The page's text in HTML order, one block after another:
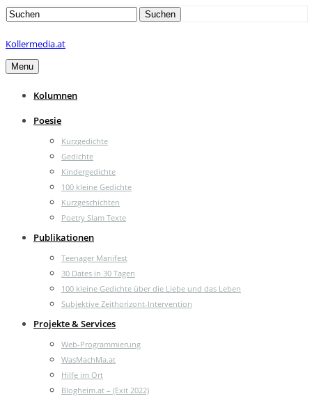
Search
Suchen
Kollermedia.at
Menu
Kolumnen
Poesie
Kurzgedichte
Gedichte
Kindergedichte
100 kleine Gedichte
Kurzgeschichten
Poetry Slam Texte
Publikationen
Teenager Manifest
30 Dates in 30 Tagen
100 kleine Gedichte über die Liebe und das Leben
Subjektive Zeithorizont-Intervention
Projekte & Services
Web-Programmierung
WasMachMa.at
Hilfe im Ort
Blogheim.at – (Exit 2022)